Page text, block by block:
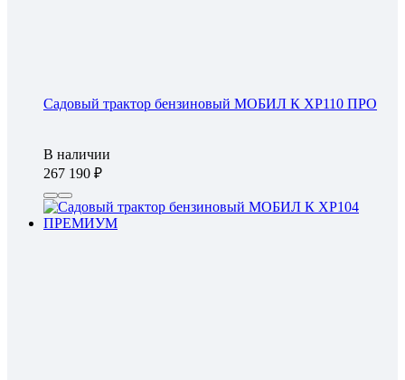
Садовый трактор бензиновый МОБИЛ К XP110 ПРО
В наличии
267 190